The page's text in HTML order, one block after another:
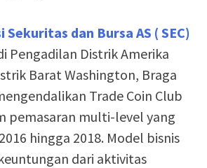
Sekuritas dan Bursa AS ( SEC)
Pengadilan Distrik Amerika
Barat Washington, Braga
Trade Coin Club
pemasaran multi-level yang
hingga 2018. Model bisnis
dari aktivitas